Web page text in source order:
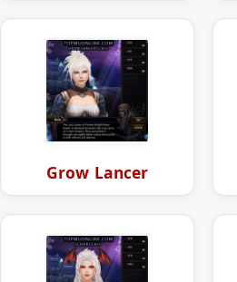
Grow Lancer